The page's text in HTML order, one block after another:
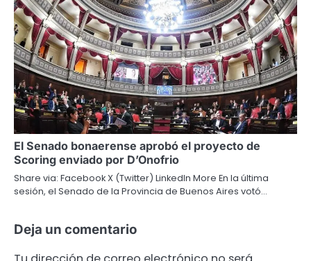
El Senado bonaerense aprobó el proyecto de
Scoring enviado por D’Onofrio
Share via: Facebook X (Twitter) LinkedIn More En la última
sesión, el Senado de la Provincia de Buenos Aires votó…
Deja un comentario